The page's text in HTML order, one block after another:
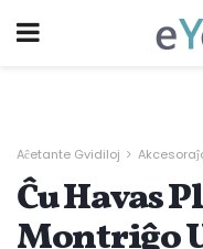
Aĉetante Gvidiloj
Ĉu Havas
Montriĝo